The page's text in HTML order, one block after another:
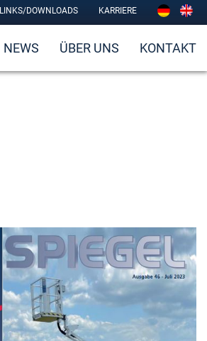
LINKS/DOWNLOADS KARRIERE
NEWS ÜBER UNS KONTAKT